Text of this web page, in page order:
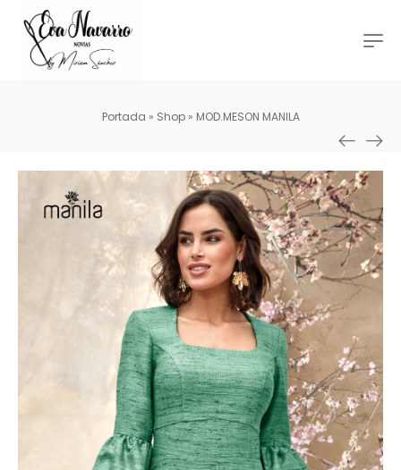
Portada » Shop» MOD.MESON MANILA